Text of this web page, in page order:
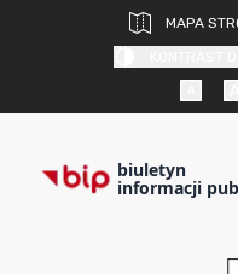
MAPA
biuletyn
informacji